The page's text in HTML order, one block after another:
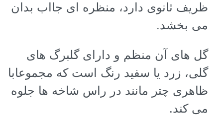
ظریف ثانوی دارد، منظره ای جااب بدان
می بخشد.
گل های آن منظم و دارای گلبرگ های
گلی، زرد یا سفید رنگ است که مجموعابا
ظاهری چتر مانند در راس شاخه ها جلوه
می کند.